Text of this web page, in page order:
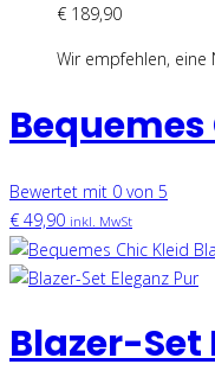
€ 189,90
Wir empfehlen, eine
Bewertet mit 0 von 5
€ 49,90 inkl. MwSt
Blazer-Set